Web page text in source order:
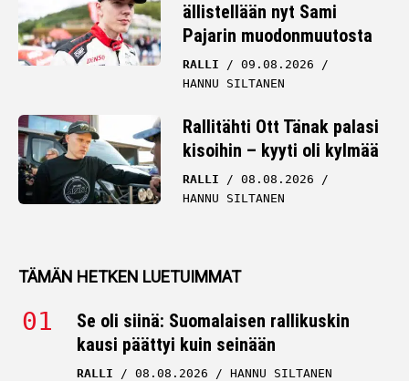
ällistellään nyt Sami
Pajarin muodonmuutosta
RALLI
09.08.2026
HANNU SILTANEN
Rallitähti Ott Tänak palasi
kisoihin – kyyti oli kylmää
RALLI
08.08.2026
HANNU SILTANEN
TÄMÄN HETKEN LUETUIMMAT
Se oli siinä: Suomalaisen rallikuskin
kausi päättyi kuin seinään
RALLI 08.08.2026 HANNU SILTANEN